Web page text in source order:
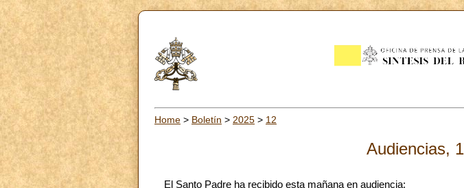
Home > Boletín > 2025 > 12
Audiencias,
El Santo Padre ha recibido esta mañana en audiencia: